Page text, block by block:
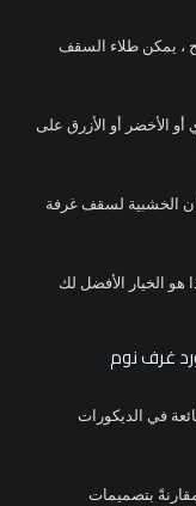
، يمكن طلاء السقف
أو الأخضر أو ​​الأزرق على
الخشبية لسقف غرفة
الخيار الأفضل لك
غرف نوم
في الديكورات
مقارنةً بتصميمات